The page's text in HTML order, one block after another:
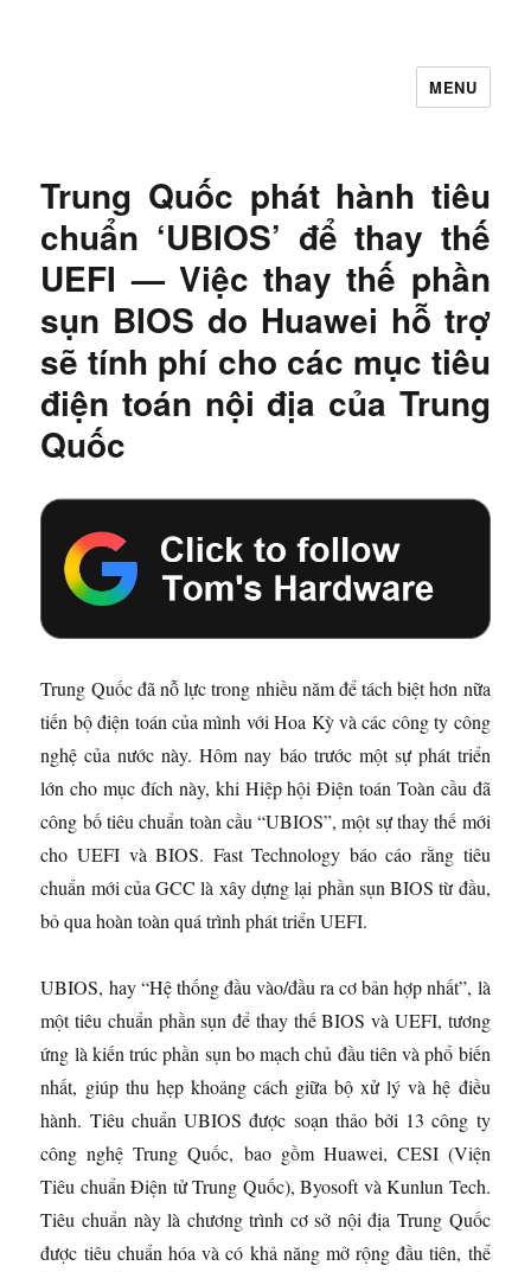
MENU
Trung Quốc phát hành tiêu
chuẩn ‘UBIOS’ để thay thế
UEFI — Việc thay thế phần
sụn BIOS do Huawei hỗ trợ
sẽ tính phí cho các mục tiêu
điện toán nội địa của Trung
Quốc
Trung Quốc đã nỗ lực trong nhiều năm để tách biệt hơn nữa
tiến bộ điện toán của mình với Hoa Kỳ và các công ty công
nghệ của nước này. Hôm nay báo trước một sự phát triển
lớn cho mục đích này, khi Hiệp hội Điện toán Toàn cầu đã
công bố tiêu chuẩn toàn cầu “UBIOS”, một sự thay thế mới
cho UEFI và BIOS. Fast Technology báo cáo rằng tiêu
chuẩn mới của GCC là xây dựng lại phần sụn BIOS từ đầu,
bỏ qua hoàn toàn quá trình phát triển UEFI.
UBIOS, hay “Hệ thống đầu vào/đầu ra cơ bản hợp nhất”, là
một tiêu chuẩn phần sụn để thay thế BIOS và UEFI, tương
ứng là kiến ​​trúc phần sụn bo mạch chủ đầu tiên và phổ biến
nhất, giúp thu hẹp khoảng cách giữa bộ xử lý và hệ điều
hành. Tiêu chuẩn UBIOS được soạn thảo bởi 13 công ty
công nghệ Trung Quốc, bao gồm Huawei, CESI (Viện
Tiêu chuẩn Điện tử Trung Quốc), Byosoft và Kunlun Tech.
Tiêu chuẩn này là chương trình cơ sở nội địa Trung Quốc
được tiêu chuẩn hóa và có khả năng mở rộng đầu tiên, thể